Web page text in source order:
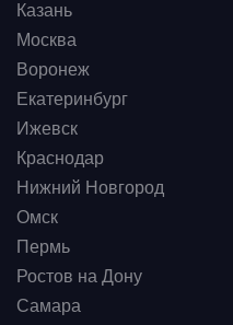
Казань
Москва
Воронеж
Екатеринбург
Ижевск
Краснодар
Нижний Новгород
Омск
Пермь
Ростов на Дону
Самара